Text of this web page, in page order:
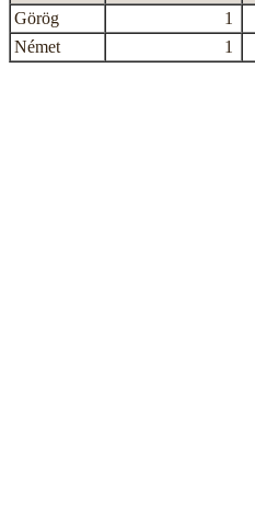
Görög 1
Német
1